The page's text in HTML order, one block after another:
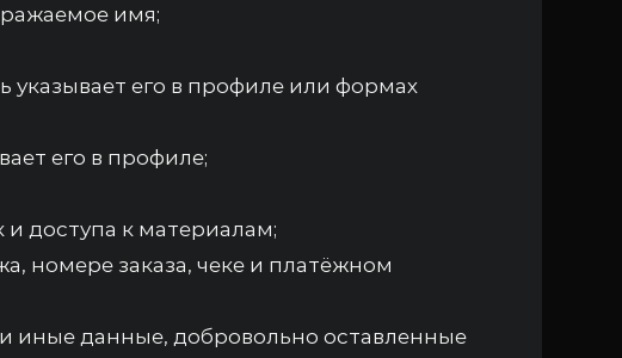
имя;
указывает его в профиле или формах
его в профиле;
и доступа к материалам;
номере заказа, чеке и платёжном
иные данные, добровольно оставленные